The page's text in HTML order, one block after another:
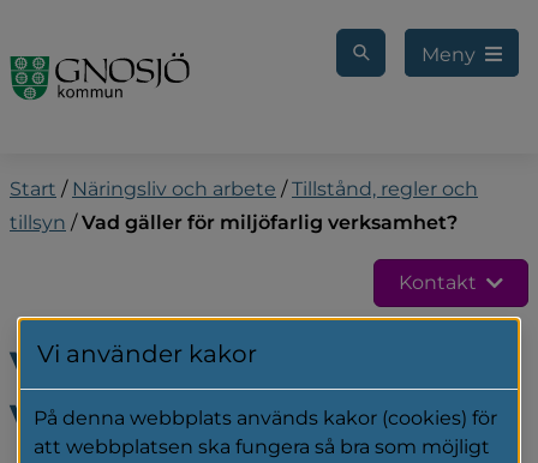
Meny
Start / Näringsliv och arbete / Tillstånd, regler och
tillsyn / Vad gäller för miljöfarlig verksamhet?
Kontakt
Vad gäller för miljöfarlig
verksamhet?
Vi använder kakor
På denna webbplats används kakor (cookies) för
att webbplatsen ska fungera så bra som möjligt